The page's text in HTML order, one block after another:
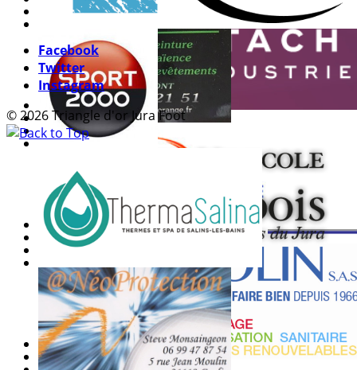
Facebook
Twitter
Instagram
© 2026 Triangle d'or Jura Foot